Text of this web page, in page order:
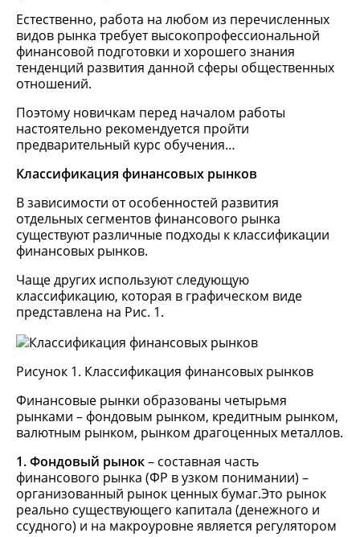
Естественно, работа на любом из перечисленных
видов рынка требует высокопрофессиональной
финансовой подготовки и хорошего знания
тенденций развития данной сферы общественных
отношений.
Поэтому новичкам перед началом работы
настоятельно рекомендуется пройти
предварительный курс обучения…
Классификация финансовых рынков
В зависимости от особенностей развития
отдельных сегментов финансового рынка
существуют различные подходы к классификации
финансовых рынков.
Чаще других используют следующую
классификацию, которая в графическом виде
представлена на Рис. 1.
Рисунок 1. Классификация финансовых рынков
Финансовые рынки образованы четырьмя
рынками – фондовым рынком, кредитным рынком,
валютным рынком, рынком драгоценных металлов.
1. Фондовый рынок– составная часть
финансового рынка (ФР в узком понимании) –
организованный рынок ценных бумаг.Это рынок
реально существующего капитала (денежного и
ссудного) и на макроуровне является регулятором